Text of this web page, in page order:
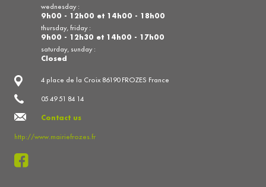
4 place de la Croix 86190 FROZES France
05 49 51 84 14
Contact us
http://www.mairiefrozes.fr
wednesday :
9h00 - 12h00 et 14h00 - 18h00
thursday, friday :
9h00 - 12h30 et 14h00 - 17h00
saturday, sunday :
Closed